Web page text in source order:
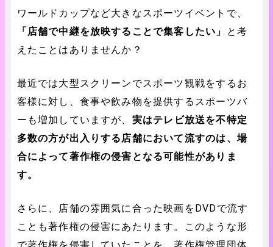
ワールドカップなど大きなスポーツイベントで、
「店舗で中継を放映することで集客したい」
と考
えたことはありませんか？
最近では大型スクリーンでスポーツ観戦をするお
客様に対し、食事や飲み物を提供するスポーツバ
ーも増加していますが、 実はテレビ放送を不特定
多数の方が出入りする店舗において流すのは、場
合によって著作権の侵害となる可能性がありま
す。
さらに、店舗の雰囲気に合った映画をDVDで流す
ことも著作権の侵害にあたります。このような形